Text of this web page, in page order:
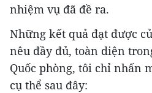
nhiệm vụ đã đề ra.
Những kết quả đạt được
nêu đầy đủ, toàn diện
Quốc phòng, tôi chỉ nhấn
cụ thể sau đây: